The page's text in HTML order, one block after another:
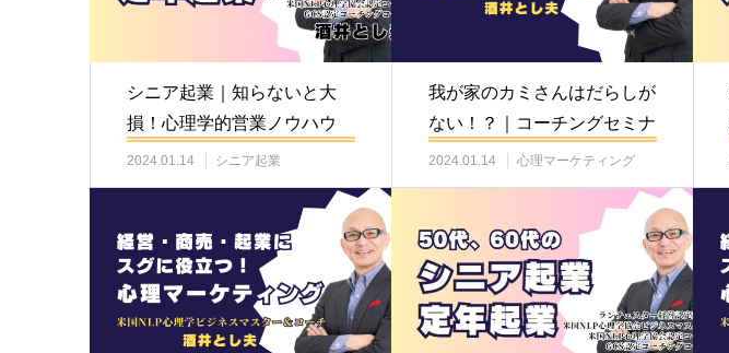
シニア起業｜知らないと大
損！心理学的営業ノウハウ
2024.01.14 シニア起業
我が家のカミさんはだらしが
ない！？｜コーチングセミナ
ー講師
2024.01.14 心理マーケティング